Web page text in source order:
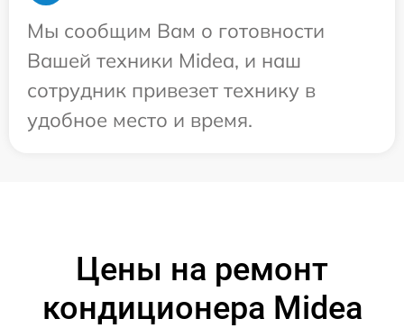
Мы сообщим Вам о готовности
Вашей техники Midea, и наш
сотрудник привезет технику в
удобное место и время.
Цены на ремонт
кондиционера Midea